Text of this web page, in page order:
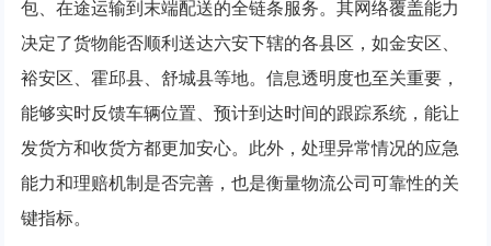
包、在途运输到末端配送的全链条服务。其网络覆盖能力
决定了货物能否顺利送达六安下辖的各县区，如金安区、
裕安区、霍邱县、舒城县等地。信息透明度也至关重要，
能够实时反馈车辆位置、预计到达时间的跟踪系统，能让
发货方和收货方都更加安心。此外，处理异常情况的应急
能力和理赔机制是否完善，也是衡量物流公司可靠性的关
键指标。